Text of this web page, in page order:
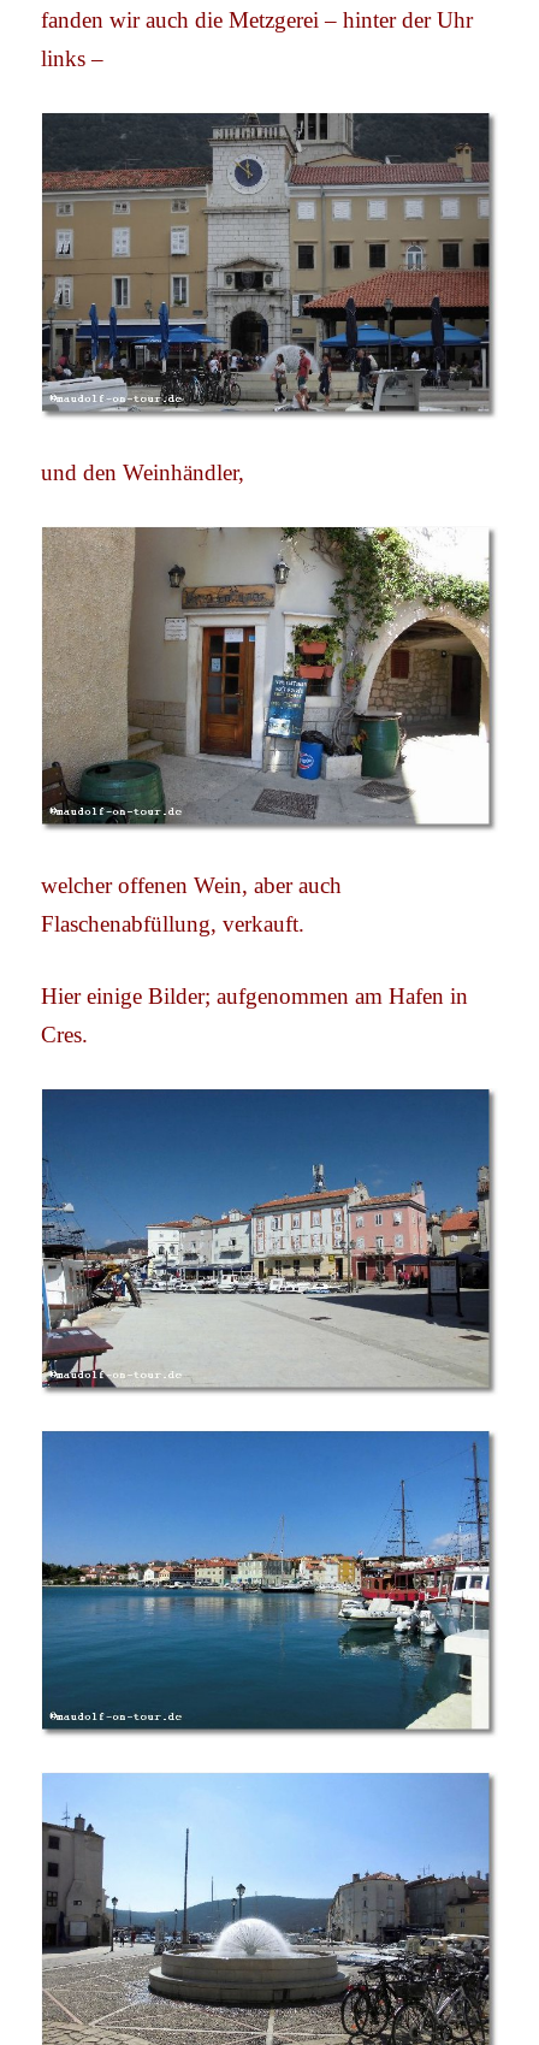
fanden wir auch die Metzgerei – hinter der Uhr
links –
und den Weinhändler,
welcher offenen Wein, aber auch
Flaschenabfüllung, verkauft.
Hier einige Bilder; aufgenommen am Hafen in
Cres.